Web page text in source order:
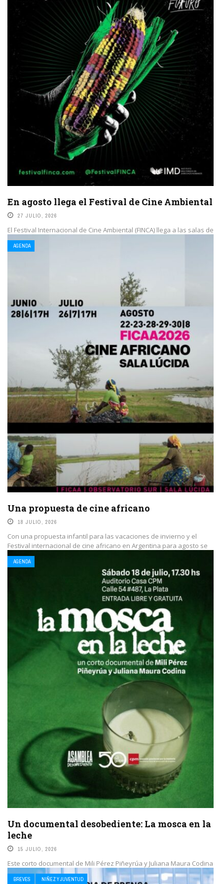
En agosto llega el Festival de Cine Ambiental
27 JULIO, 2026
El Festival Internacional de Cine Ambiental (FINCA) llega a las salas de
Buenos Aires con su 8ª edición, enfocada en el derecho a la ...
AGENDA
Una propuesta de cine africano
18 JULIO, 2026
Con una propuesta infantil para las vacaciones de invierno y el
Festival internacional de cine africano en Argentina para agosto se
programa este ciclo ...
AGENDA
Un documental desobediente: La mosca en la
leche
15 JULIO, 2026
Este corto documental de Mili Pérez Piñeyrúa y Juliana Maura Codina
se proyecta este sábado 18 de julio a las 17.30 hs en el ...
BREVES NIÑEZ Y JUVENTUD